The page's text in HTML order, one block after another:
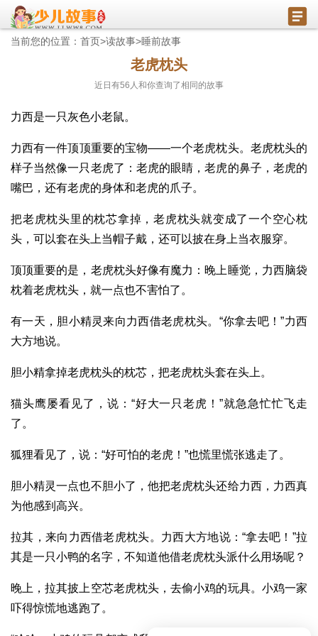
当前您的位置： 首页>读故事>睡前故事
老虎枕头
近日有56 人和你查询了相同的故事
力西是一只灰色小老鼠。
力西有一件顶顶重要的宝物——一个老虎枕头。老虎枕头的
样子当然像一只老虎了：老虎的眼睛，老虎的鼻子，老虎的
嘴巴，还有老虎的身体和老虎的爪子。
把老虎枕头里的枕芯拿掉，老虎枕头就变成了一个空心枕
头，可以套在头上当帽子戴，还可以披在身上当衣服穿。
顶顶重要的是，老虎枕头好像有魔力：晚上睡觉，力西脑袋
枕着老虎枕头，就一点也不害怕了。
有一天，胆小精灵来向力西借老虎枕头。“你拿去吧！”力西
大方地说。
胆小精拿掉老虎枕头的枕芯，把老虎枕头套在头上。
猫头鹰屡看见了，说：“好大一只老虎！”就急急忙忙飞走
了。
狐狸看见了，说：“好可怕的老虎！”也慌里慌张逃走了。
胆小精灵一点也不胆小了，他把老虎枕头还给力西，力西真
为他感到高兴。
拉其，来向力西借老虎枕头。力西大方地说：“拿去吧！”拉
其是一只小鸭的名字，不知道他借老虎枕头派什么用场呢？
晚上，拉其披上空芯老虎枕头，去偷小鸡的玩具。小鸡一家
吓得惊慌地逃跑了。